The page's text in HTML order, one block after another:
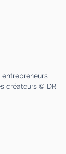
entrepreneurs
créateurs © DR